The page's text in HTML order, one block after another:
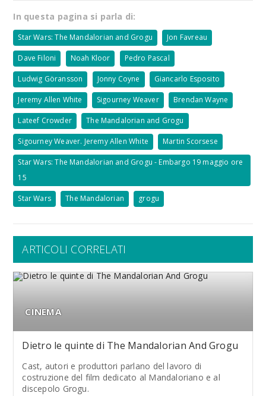
In questa pagina si parla di:
Star Wars: The Mandalorian and Grogu Jon Favreau
Dave Filoni Noah Kloor Pedro Pascal
Ludwig Göransson Jonny Coyne Giancarlo Esposito
Jeremy Allen White Sigourney Weaver Brendan Wayne
Lateef Crowder The Mandalorian and Grogu
Sigourney Weaver. Jeremy Allen White Martin Scorsese
Star Wars: The Mandalorian and Grogu - Embargo 19 maggio ore
15
Star Wars The Mandalorian grogu
ARTICOLI CORRELATI
CINEMA
Dietro le quinte di The Mandalorian And Grogu
Cast, autori e produttori parlano del lavoro di
costruzione del film dedicato al Mandaloriano e al
discepolo Grogu.